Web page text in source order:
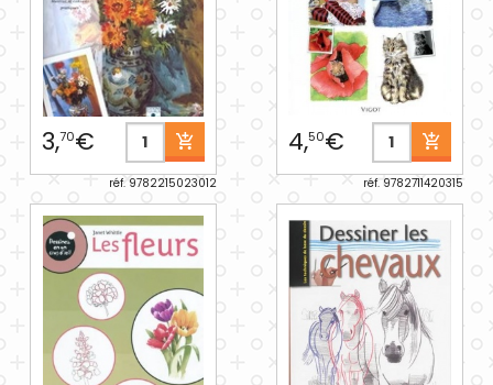
3,70€
réf. 9782215023012
4,50€
réf. 9782711420315